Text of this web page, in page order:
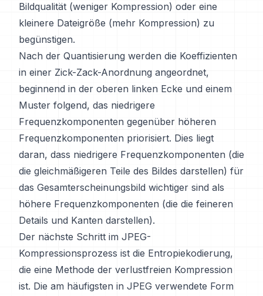
Bildqualität (weniger Kompression) oder eine
kleinere Dateigröße (mehr Kompression) zu
begünstigen.
Nach der Quantisierung werden die Koeffizienten
in einer Zick-Zack-Anordnung angeordnet,
beginnend in der oberen linken Ecke und einem
Muster folgend, das niedrigere
Frequenzkomponenten gegenüber höheren
Frequenzkomponenten priorisiert. Dies liegt
daran, dass niedrigere Frequenzkomponenten (die
die gleichmäßigeren Teile des Bildes darstellen) für
das Gesamterscheinungsbild wichtiger sind als
höhere Frequenzkomponenten (die die feineren
Details und Kanten darstellen).
Der nächste Schritt im JPEG-
Kompressionsprozess ist die Entropiekodierung,
die eine Methode der verlustfreien Kompression
ist. Die am häufigsten in JPEG verwendete Form